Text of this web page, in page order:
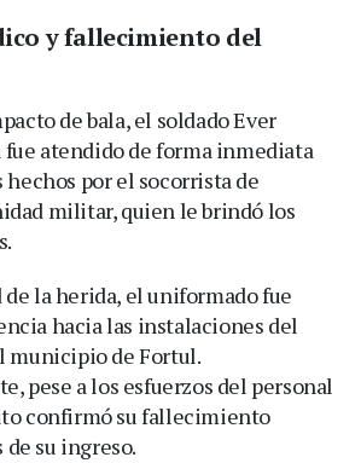
y fallecimiento del
de bala, el soldado Ever
fue atendido de forma inmediata
hechos por el socorrista de
militar, quien le brindó los
la herida, el uniformado fue
hacia las instalaciones del
municipio de Fortul.
pese a los esfuerzos del personal
confirmó su fallecimiento
su ingreso.